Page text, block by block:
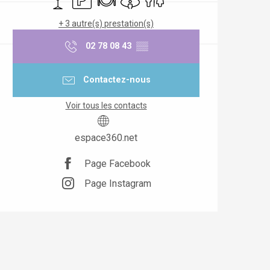
+ 3 autre(s) prestation(s)
02 78 08 43 ▒▒
Contactez-nous
Voir tous les contacts
espace360.net
Page Facebook
Page Instagram